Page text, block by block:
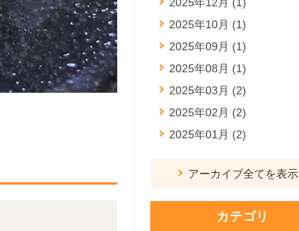
2025年10月 (1)
2025年09月 (1)
2025年08月 (1)
2025年03月 (2)
2025年02月 (2)
2025年01月 (2)
アーカイブ全てを表示
カテゴリ